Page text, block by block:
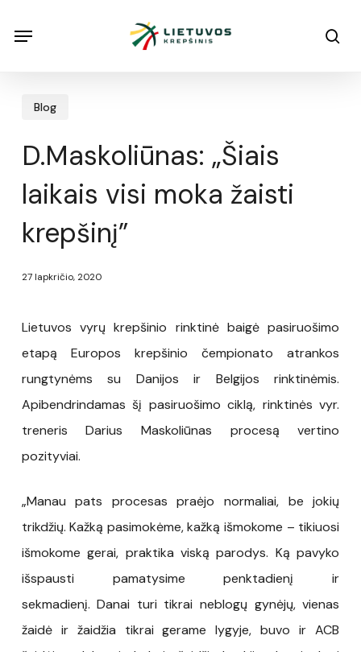
Menu
Blog
D.Maskoliūnas: „Šiais
laikais visi moka žaisti
krepšinį”
27 lapkričio, 2020
Lietuvos vyrų krepšinio rinktinė baigė pasiruošimo
etapą Europos krepšinio čempionato atrankos
rungtynėms su Danijos ir Belgijos rinktinėmis.
Apibendrindamas šį pasiruošimo ciklą, rinktinės vyr.
treneris Darius Maskoliūnas procesą vertino
pozityviai.
„Manau pats procesas praėjo normaliai, be jokių
trikdžių. Kažką pasimokėme, kažką išmokome – tikiuosi
išmokome gerai, praktika viską parodys. Ką pavyko
išspausti pamatysime penktadienį ir
sekmadienį. Danai turi tikrai neblogų gynėjų, vienas
žaidė ir žaidžia tikrai gerame lygyje, buvo ir ACB